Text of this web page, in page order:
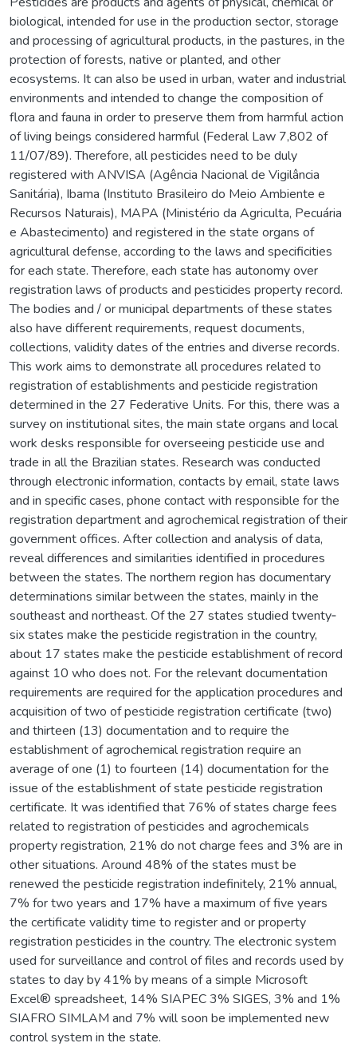
biological, intended for use in the production sector, storage
and processing of agricultural products, in the pastures, in the
protection of forests, native or planted, and other
ecosystems. It can also be used in urban, water and industrial
environments and intended to change the composition of
flora and fauna in order to preserve them from harmful action
of living beings considered harmful (Federal Law 7,802 of
11/07/89). Therefore, all pesticides need to be duly
registered with ANVISA (Agência Nacional de Vigilância
Sanitária), Ibama (Instituto Brasileiro do Meio Ambiente e
Recursos Naturais), MAPA (Ministério da Agriculta, Pecuária
e Abastecimento) and registered in the state organs of
agricultural defense, according to the laws and specificities
for each state. Therefore, each state has autonomy over
registration laws of products and pesticides property record.
The bodies and / or municipal departments of these states
also have different requirements, request documents,
collections, validity dates of the entries and diverse records.
This work aims to demonstrate all procedures related to
registration of establishments and pesticide registration
determined in the 27 Federative Units. For this, there was a
survey on institutional sites, the main state organs and local
work desks responsible for overseeing pesticide use and
trade in all the Brazilian states. Research was conducted
through electronic information, contacts by email, state laws
and in specific cases, phone contact with responsible for the
registration department and agrochemical registration of their
government offices. After collection and analysis of data,
reveal differences and similarities identified in procedures
between the states. The northern region has documentary
determinations similar between the states, mainly in the
southeast and northeast. Of the 27 states studied twenty‐
six states make the pesticide registration in the country,
about 17 states make the pesticide establishment of record
against 10 who does not. For the relevant documentation
requirements are required for the application procedures and
acquisition of two of pesticide registration certificate (two)
and thirteen (13) documentation and to require the
establishment of agrochemical registration require an
average of one (1) to fourteen (14) documentation for the
issue of the establishment of state pesticide registration
certificate. It was identified that 76% of states charge fees
related to registration of pesticides and agrochemicals
property registration, 21% do not charge fees and 3% are in
other situations. Around 48% of the states must be
renewed the pesticide registration indefinitely, 21% annual,
7% for two years and 17% have a maximum of five years
the certificate validity time to register and or property
registration pesticides in the country. The electronic system
used for surveillance and control of files and records used by
states to day by 41% by means of a simple Microsoft
Excel® spreadsheet, 14% SIAPEC 3% SIGES, 3% and 1%
SIAFRO SIMLAM and 7% will soon be implemented new
control system in the state.